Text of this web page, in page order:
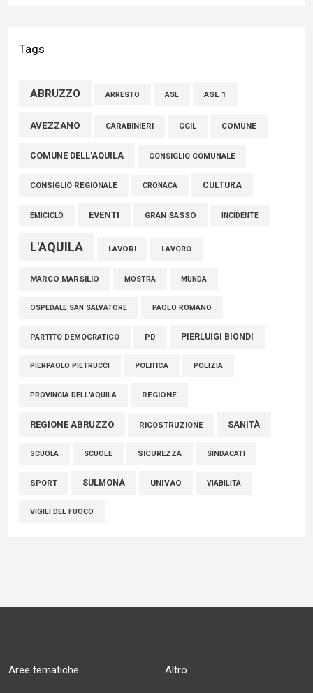
conti solidi che consentono di effettuare nuovi interventi di
TRAGUARDO STORICO
05 Agosto 2026
Tags
ABRUZZO ARRESTO ASL ASL 1
AVEZZANO CARABINIERI CGIL COMUNE
COMUNE DELL'AQUILA CONSIGLIO COMUNALE
CONSIGLIO REGIONALE CRONACA CULTURA
EMICICLO EVENTI GRAN SASSO INCIDENTE
L'AQUILA LAVORI LAVORO
MARCO MARSILIO MOSTRA MUNDA
OSPEDALE SAN SALVATORE PAOLO ROMANO
PARTITO DEMOCRATICO PD PIERLUIGI BIONDI
PIERPAOLO PIETRUCCI POLITICA POLIZIA
PROVINCIA DELL'AQUILA REGIONE
REGIONE ABRUZZO RICOSTRUZIONE SANITÀ
SCUOLA SCUOLE SICUREZZA SINDACATI
SPORT SULMONA UNIVAQ VIABILITÀ
VIGILI DEL FUOCO
Aree tematiche Altro